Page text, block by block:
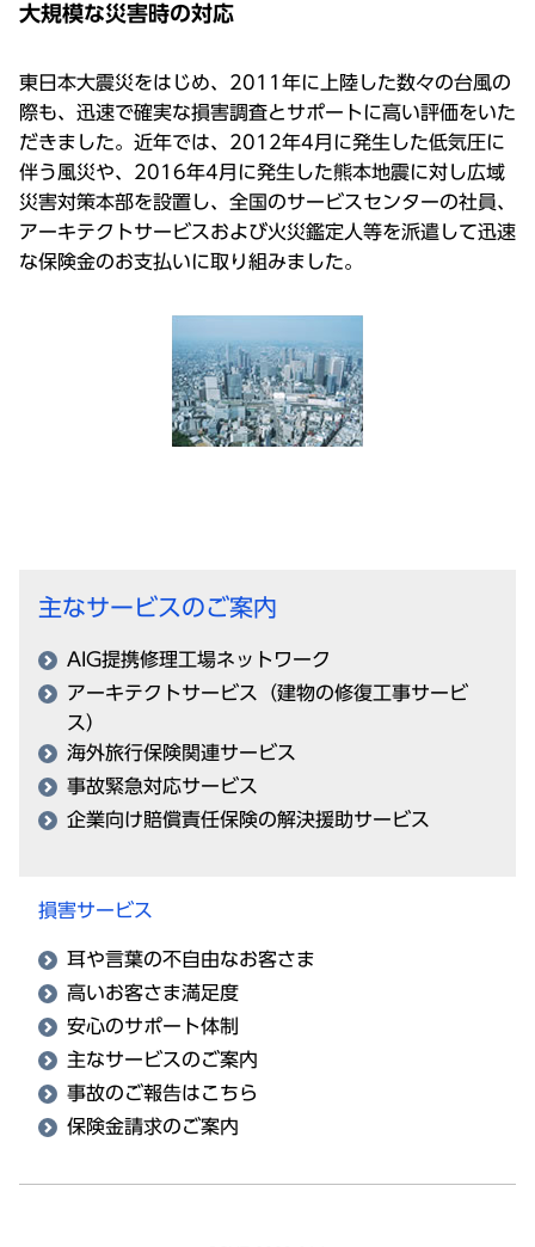
大規模な災害時の対応
東日本大震災をはじめ、2011年に上陸した数々の台風の
際も、迅速で確実な損害調査とサポートに高い評価をいた
だきました。近年では、2012年4月に発生した低気圧に
伴う風災や、2016年4月に発生した熊本地震に対し広域
災害対策本部を設置し、全国のサービスセンターの社員、
アーキテクトサービスおよび火災鑑定人等を派遣して迅速
な保険金のお支払いに取り組みました。
主なサービスのご案内
AIG提携修理工場ネットワーク
アーキテクトサービス（建物の修復工事サービ
ス）
海外旅行保険関連サービス
事故緊急対応サービス
企業向け賠償責任保険の解決援助サービス
損害サービス
耳や言葉の不自由なお客さま
高いお客さま満足度
安心のサポート体制
主なサービスのご案内
事故のご報告はこちら
保険金請求のご案内